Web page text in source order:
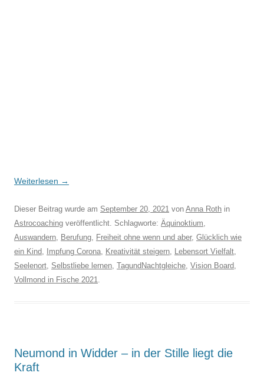
Weiterlesen →
Dieser Beitrag wurde am September 20, 2021 von Anna Roth in
Astrocoaching veröffentlicht. Schlagworte: Äquinoktium,
Auswandern, Berufung, Freiheit ohne wenn und aber, Glücklich wie
ein Kind, Impfung Corona, Kreativität steigern, Lebensort Vielfalt,
Seelenort, Selbstliebe lernen, TagundNachtgleiche, Vision Board,
Vollmond in Fische 2021.
Neumond in Widder – in der Stille liegt die
Kraft